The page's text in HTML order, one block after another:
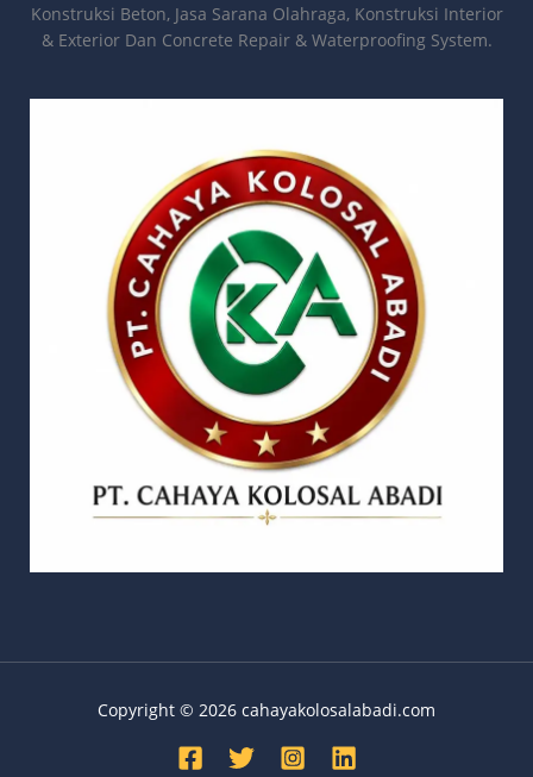
Konstruksi Beton, Jasa Sarana Olahraga, Konstruksi Interior
& Exterior Dan Concrete Repair & Waterproofing System.
Copyright © 2026 cahayakolosalabadi.com